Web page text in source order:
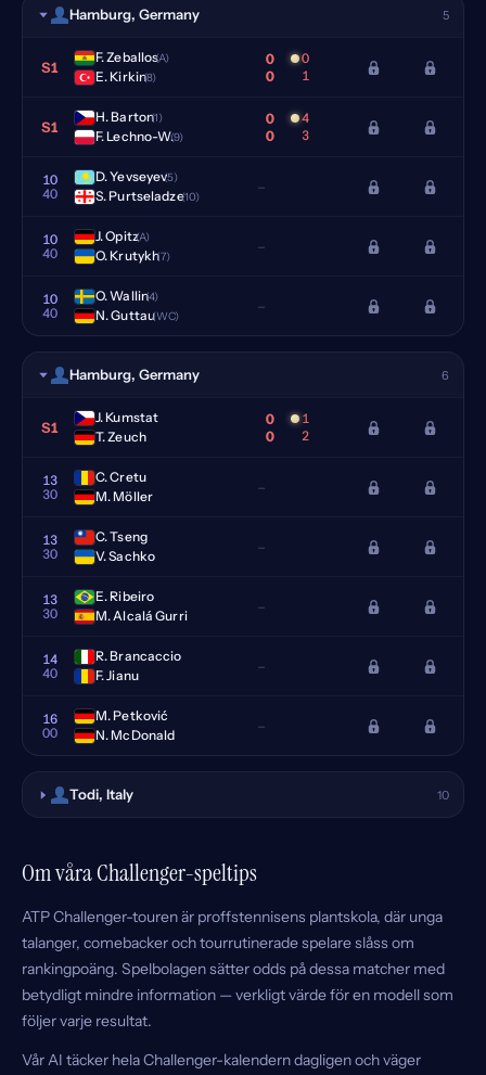
Hamburg, Germany 5
S1
F. Zeballos(A)
E. Kirkin(8)
0 0
0 1
S1
H. Barton(1)
F. Lechno-W.(9)
0 4
0 3
10
40
D. Yevseyev(5)
S. Purtseladze(10) –
10
40
J. Opitz(A)
O. Krutykh(7) –
10
40
O. Wallin(4)
N. Guttau(WC) –
Hamburg, Germany 6
S1
J. Kumstat
T. Zeuch
0 1
0 2
13
30
C. Cretu
M. Möller
–
13
30
C. Tseng
V. Sachko
–
13
30
E. Ribeiro
M. Alcalá Gurri
–
14
40
R. Brancaccio
F. Jianu
–
16
00
M. Petković
N. McDonald
–
Todi, Italy 10
Om våra Challenger-speltips
ATP Challenger-touren är proffstennisens plantskola, där unga
talanger, comebacker och tourrutinerade spelare slåss om
rankingpoäng. Spelbolagen sätter odds på dessa matcher med
betydligt mindre information — verkligt värde för en modell som
följer varje resultat.
Vår AI täcker hela Challenger-kalendern dagligen och väger